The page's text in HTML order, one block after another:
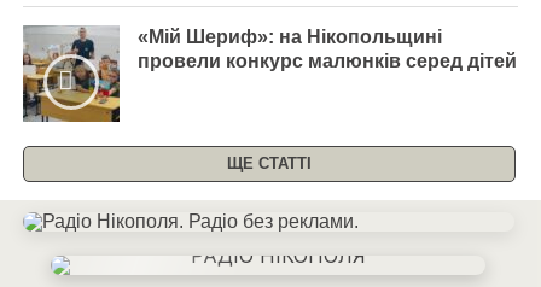
«Мій Шериф»: на Нікопольщині
провели конкурс малюнків серед дітей
ЩЕ СТАТТІ